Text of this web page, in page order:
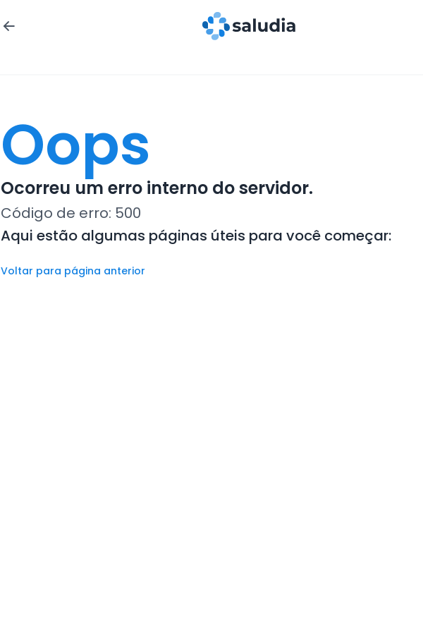
Oops
Ocorreu um erro interno do servidor.
Código de erro: 500
Aqui estão algumas páginas úteis para você começar:
Voltar para página anterior